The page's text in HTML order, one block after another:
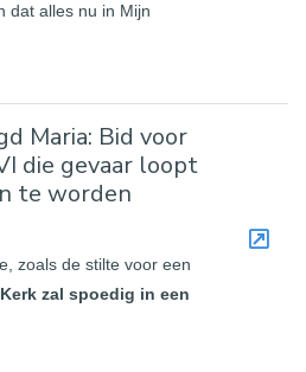
dat alles nu in Mijn
Maria: Bid voor
die gevaar loopt
te worden
zoals de stilte voor een
zal spoedig in een